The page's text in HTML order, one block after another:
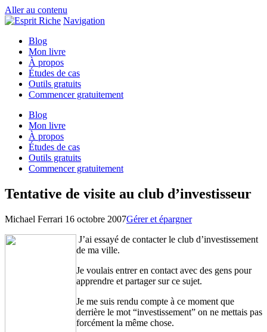
Aller au contenu
Navigation
Blog
Mon livre
À propos
Études de cas
Outils gratuits
Commencer gratuitement
Blog
Mon livre
À propos
Études de cas
Outils gratuits
Commencer gratuitement
Tentative de visite au club d’investisseur
Michael Ferrari 16 octobre 2007Gérer et épargner
J’ai essayé de contacter le club d’investissement
de ma ville.
Je voulais entrer en contact avec des gens pour
apprendre et partager sur ce sujet.
Je me suis rendu compte à ce moment que
derrière le mot “investissement” on ne mettais pas
forcément la même chose.